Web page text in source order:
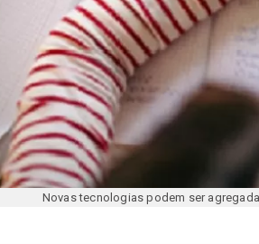
Novas tecnologias podem ser